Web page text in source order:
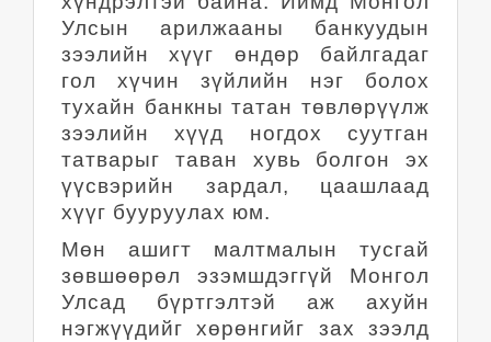
Улсын арилжааны банкуудын
зээлийн хүүг өндөр байлгадаг
гол хүчин зүйлийн нэг болох
тухайн банкны татан төвлөрүүлж
зээлийн хүүд ногдох суутган
татварыг таван хувь болгон эх
үүсвэрийн зардал, цаашлаад
хүүг бууруулах юм.
Мөн ашигт малтмалын тусгай
зөвшөөрөл эзэмшдэггүй Монгол
Улсад бүртгэлтэй аж ахуйн
нэгжүүдийг хөрөнгийг зах зээлд